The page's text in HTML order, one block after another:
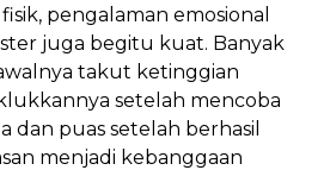
pengalaman emosional
juga begitu kuat. Banyak
takut ketinggian
setelah mencoba
dan puas setelah berhasil
menjadi kebanggaan